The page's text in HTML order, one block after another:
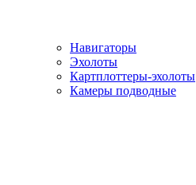
Навигаторы
Эхолоты
Картплоттеры-эхолоты
Камеры подводные